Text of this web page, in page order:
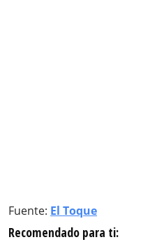
Fuente: El Toque
Recomendado para ti: